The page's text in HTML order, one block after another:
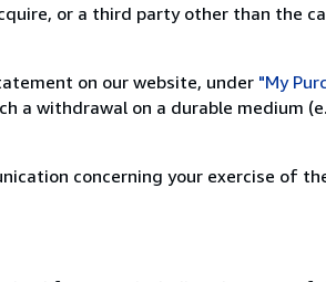
or a third party other than the
on our website, under "My
a withdrawal on a durable medium
concerning your exercise of